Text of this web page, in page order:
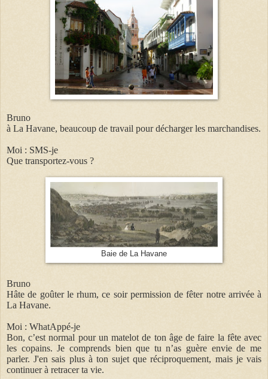
Bruno
à La Havane, beaucoup de travail pour décharger les marchandises.
Moi : SMS-je
Que transportez-vous ?
Baie de La Havane
Bruno
Hâte de goûter le rhum, ce soir permission de fêter notre arrivée à
La Havane.
Moi : WhatAppé-je
Bon, c’est normal pour un matelot de ton âge de faire la fête avec
les copains. Je comprends bien que tu n’as guère envie de me
parler. J'en sais plus à ton sujet que réciproquement, mais je vais
continuer à retracer ta vie.